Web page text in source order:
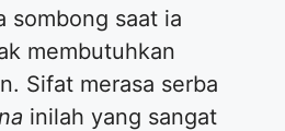
sombong saat ia
membutuhkan
Sifat merasa serba
inilah yang sangat